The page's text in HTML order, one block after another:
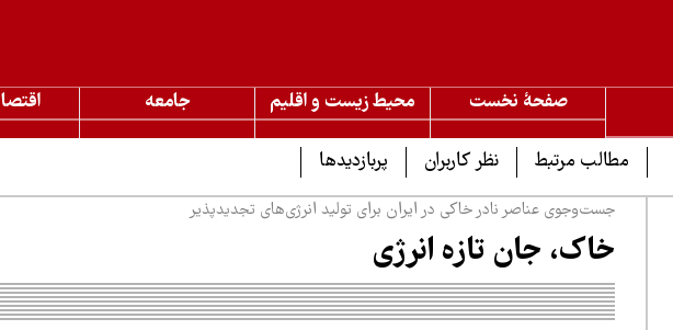
صفحۀ نخست محیط زیست و اقلیم جامعه
مطالب مرتبط
نظر کاربران پربازدیدها
جست‌وجوی عناصر نادر خاکی در ایران برای تولید انرژی‌های تجدیدپذیر
خاک، جان تازه انرژی